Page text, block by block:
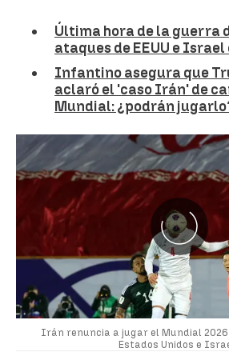
Última hora de la guerra
ataques de EEUU e
Infantino asegura que
aclaró el 'caso Irán' de
Mundial: ¿podrán
Irán renuncia a jugar el Mundial
Estados Unidos e